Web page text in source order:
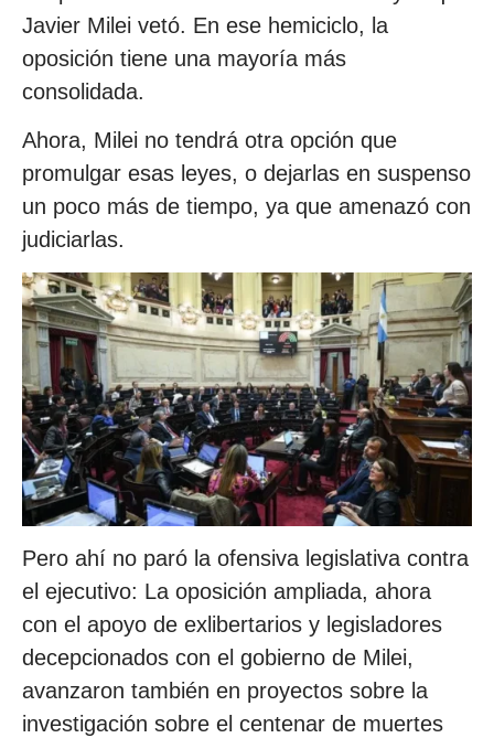
Javier Milei vetó. En ese hemiciclo, la
oposición tiene una mayoría más
consolidada.
Ahora, Milei no tendrá otra opción que
promulgar esas leyes, o dejarlas en suspenso
un poco más de tiempo, ya que amenazó con
judiciarlas.
Pero ahí no paró la ofensiva legislativa contra
el ejecutivo: La oposición ampliada, ahora
con el apoyo de exlibertarios y legisladores
decepcionados con el gobierno de Milei,
avanzaron también en proyectos sobre la
investigación sobre el centenar de muertes